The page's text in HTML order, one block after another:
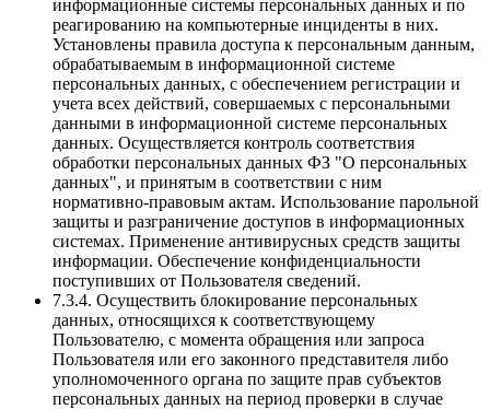
информационные системы персональных данных и по
реагированию на компьютерные инциденты в них.
Установлены правила доступа к персональным данным,
обрабатываемым в информационной системе
персональных данных, с обеспечением регистрации и
учета всех действий, совершаемых с персональными
данными в информационной системе персональных
данных. Осуществляется контроль соответствия
обработки персональных данных ФЗ "О персональных
данных", и принятым в соответствии с ним
нормативно-правовым актам. Использование парольной
защиты и разграничение доступов в информационных
системах. Применение антивирусных средств защиты
информации. Обеспечение конфиденциальности
поступивших от Пользователя сведений.
7.3.4. Осуществить блокирование персональных
данных, относящихся к соответствующему
Пользователю, с момента обращения или запроса
Пользователя или его законного представителя либо
уполномоченного органа по защите прав субъектов
персональных данных на период проверки в случае